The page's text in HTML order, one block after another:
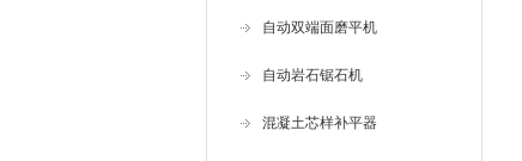
自动双端面磨平机
自动岩石锯石机
混凝土芯样补平器